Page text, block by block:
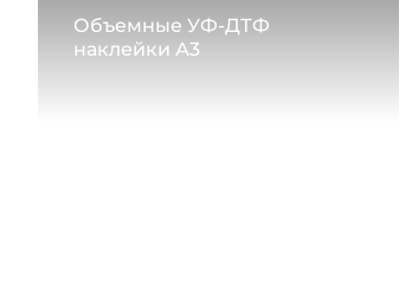
Объемные УФ-ДТФ
наклейки А3